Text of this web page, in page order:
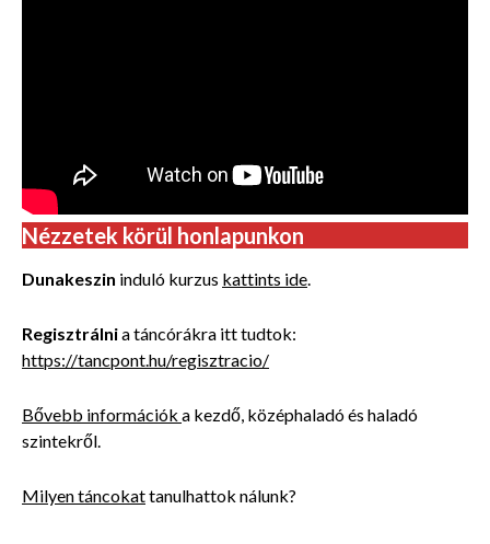
Nézzetek körül honlapunkon
Dunakeszin induló kurzus kattints ide
Regisztrálnia táncórákra itt tudtok:
https://tancpont.hu/regisztracio/
Bővebb információk a kezdő, középhaladó és haladó
szintekről.
Milyen táncokattanulhattok nálunk?